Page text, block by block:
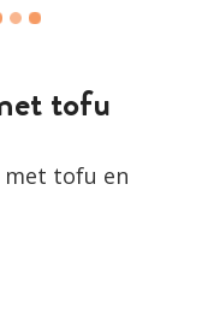
tofu
met tofu en